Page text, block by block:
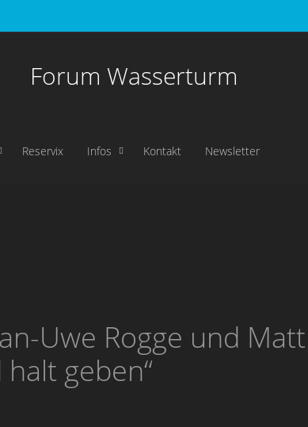
Forum Wasserturm
Reservix Infos Kontakt Newsletter
Uwe Rogge und
geben“